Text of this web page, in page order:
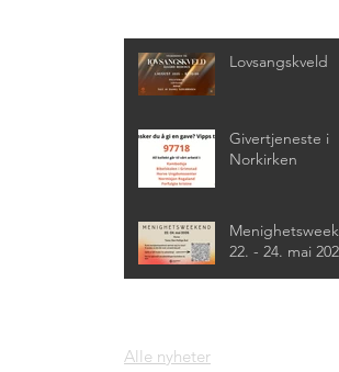
Lovsangskveld
Givertjeneste i
Norkirken
22. - 24. mai
Alle nyheter